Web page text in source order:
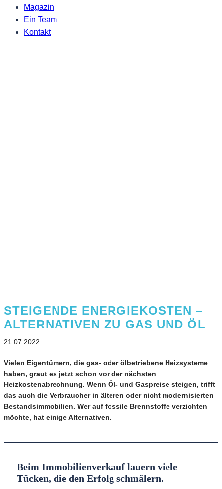
Magazin
Ein Team
Kontakt
STEIGENDE ENERGIEKOSTEN –
ALTERNATIVEN ZU GAS UND ÖL
21.07.2022
Vielen Eigentümern, die gas- oder ölbetriebene Heizsysteme
haben, graut es jetzt schon vor der nächsten
Heizkostenabrechnung. Wenn Öl- und Gaspreise steigen, trifft
das auch die Verbraucher in älteren oder nicht modernisierten
Bestandsimmobilien. Wer auf fossile Brennstoffe verzichten
möchte, hat einige Alternativen.
Beim Immobilienverkauf lauern viele
Tücken, die den Erfolg schmälern.